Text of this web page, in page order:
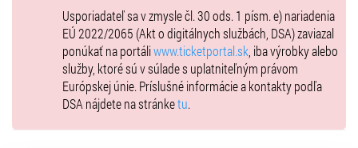
KATARÍNA, jeho dcéra Sarah ARATÓ
BIANKA, jeho dcéra Dominika
ŽIARANOVÁ
PETRUCHIO, veronský šľachtic Jakub TVRDÍK
GRUMIO, Petruchiov sluha Adam JANČINA
Usporiadateľ sa v zmysle čl. 30 ods. 1 písm. e) nariadenia
EÚ 2022/2065 (Akt o digitálnych službách, DSA) zaviazal
ponúkať na portáliwww.ticketportal.sk , iba výrobky alebo
služby, ktoré sú v súlade s uplatniteľným právom
Európskej únie. Príslušné informácie a kontakty podľa
DSA nájdete na stránketu.